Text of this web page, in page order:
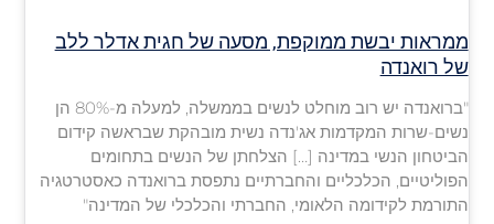
ממראות יבשת ממוקפת, מסעה של חגית אדלר ללב
של רואנדה
"ברואנדה יש רוב מוחלט לנשים בממשלה, למעלה מ-80% הן
נשים-שרות המקדמות אג'נדה נשית מובהקת שבראשה קידום
הביטחון הנשי במדינה […] הצלחתן של הנשים בתחומים
הפוליטיים, הכלכליים והחברתיים נתפסת ברואנדה כאסטרטגיה
התורמת לקידומה הלאומי, החברתי והכלכלי של המדינה"